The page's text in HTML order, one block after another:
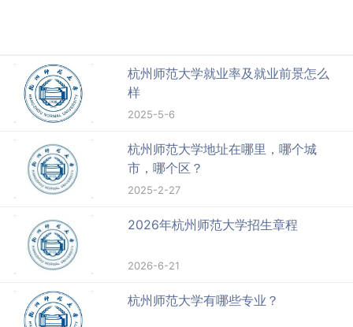
杭州师范大学就业率及就业前景怎么
样
2025-5-6
杭州师范大学地址在哪里，哪个城
市，哪个区？
2025-2-27
2026年杭州师范大学招生章程
2026-6-21
杭州师范大学有哪些专业？